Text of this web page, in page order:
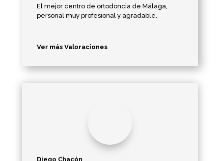
El mejor centro de ortodoncia de Málaga,
personal muy profesional y agradable.
Ver más Valoraciones
Diego Chacón